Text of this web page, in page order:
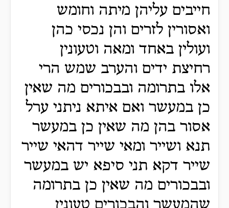
חייבים עליהן מיתה וחומש
ואסורין לזרים והן נכסי כהן
ועולין באחד ומאה וטעונין
רחיצת ידים והערב שמש הרי
אלו בתרומה ובבכורים מה שאין
כן במעשר ואם איתא ניתני ערל
אסור בהן מה שאין כן במעשר
תנא ושייר ומאי שייר דהאי שייר
שייר דקא תני סיפא יש במעשר
ובבכורים מה שאין כן בתרומה